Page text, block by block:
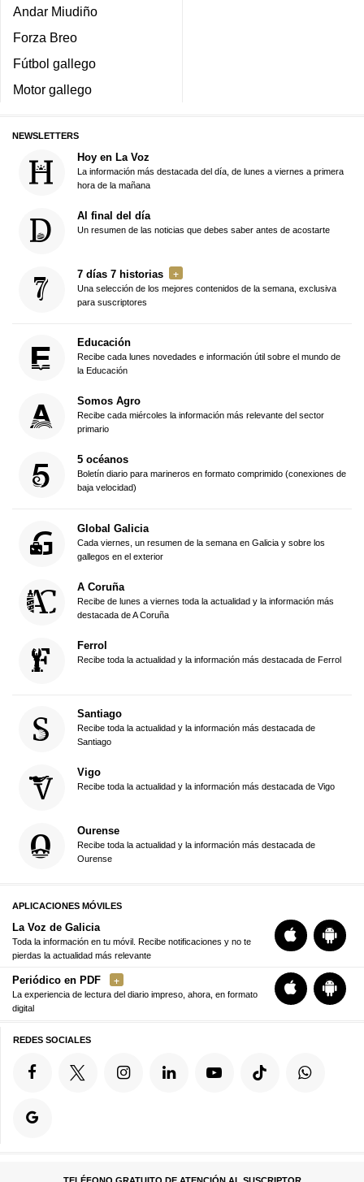
Andar Miudiño
Forza Breo
Fútbol gallego
Motor gallego
NEWSLETTERS
Hoy en La Voz
La información más destacada del día, de lunes a viernes a primera
hora de la mañana
Al final del día
Un resumen de las noticias que debes saber antes de acostarte
7 días 7 historias
Una selección de los mejores contenidos de la semana, exclusiva
para suscriptores
Educación
Recibe cada lunes novedades e información útil sobre el mundo de
la Educación
Somos Agro
Recibe cada miércoles la información más relevante del sector
primario
5 océanos
Boletín diario para marineros en formato comprimido (conexiones de
baja velocidad)
Global Galicia
Cada viernes, un resumen de la semana en Galicia y sobre los
gallegos en el exterior
A Coruña
Recibe de lunes a viernes toda la actualidad y la información más
destacada de A Coruña
Ferrol
Recibe toda la actualidad y la información más destacada de Ferrol
Santiago
Recibe toda la actualidad y la información más destacada de
Santiago
Vigo
Recibe toda la actualidad y la información más destacada de Vigo
Ourense
Recibe toda la actualidad y la información más destacada de
Ourense
APLICACIONES MÓVILES
La Voz de Galicia
Toda la información en tu móvil. Recibe notificaciones y no te
pierdas la actualidad más relevante
Periódico en PDF
La experiencia de lectura del diario impreso, ahora, en formato
digital
REDES SOCIALES